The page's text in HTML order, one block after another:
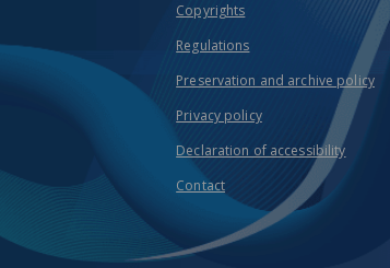
Copyrights
Regulations
Preservation and archive policy
Privacy policy
Declaration of accessibility
Contact